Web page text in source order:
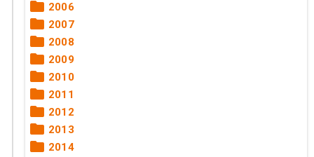
2006
2007
2008
2009
2010
2011
2012
2013
2014